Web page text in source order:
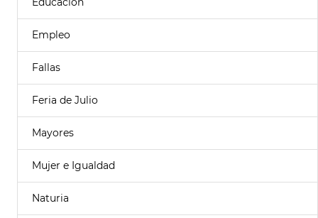
Empleo
Fallas
Feria de Julio
Mayores
Mujer e Igualdad
Naturia